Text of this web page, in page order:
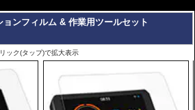
取付キット付属 :取り付けに便利なクリー
する粘着シート、気泡の混入を防ぎ、きれいに
っています。
泡なら数時間から２日ほどで自然に気泡が消える
易になりました。
、メーターを痛めることがありません。フィルム
ります。
ンフィルム & 作業用ツールセット
ック(タップ)で拡大表示